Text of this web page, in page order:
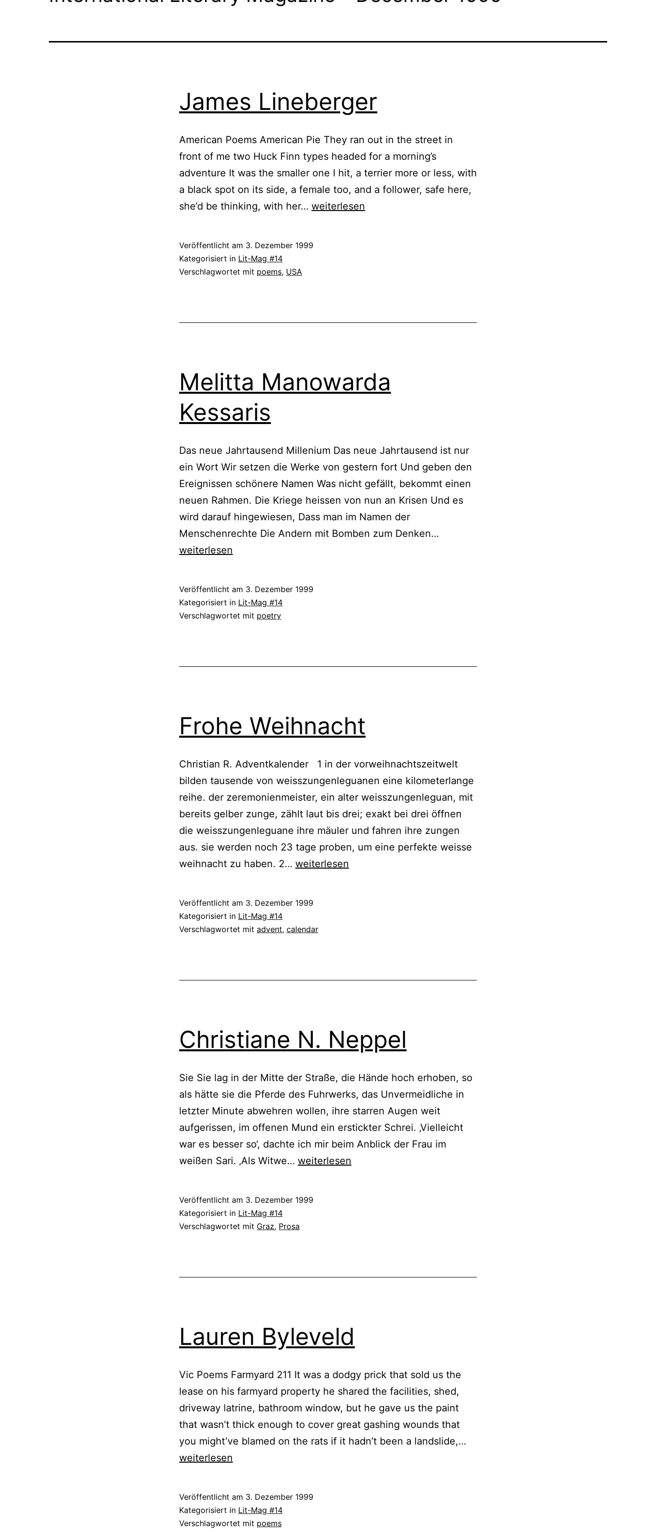
James Lineberger
American Poems American Pie They ran out in the street in
front of me two Huck Finn types headed for a morning’s
adventure It was the smaller one I hit, a terrier more or less, with
a black spot on its side, a female too, and a follower, safe here,
she’d be thinking, with her… James
weiterlesen
Veröffentlicht am 3. Dezember 1999
Kategorisiert in Lit-Mag #14
Verschlagwortet mit poems, USA
Melitta Manowarda
Kessaris
Das neue Jahrtausend Millenium Das neue Jahrtausend ist nur
ein Wort Wir setzen die Werke von gestern fort Und geben den
Ereignissen schönere Namen Was nicht gefällt, bekommt einen
neuen Rahmen. Die Kriege heissen von nun an Krisen Und es
wird darauf hingewiesen, Dass man im Namen der
Menschenrechte Die Andern mit Bomben zum Denken…
weiterlesen
Veröffentlicht am 3. Dezember 1999
Kategorisiert in Lit-Mag #14
Verschlagwortet mit poetry
Frohe Weihnacht
Christian R. Adventkalender 1 in der vorweihnachtszeitwelt
bilden tausende von weisszungenleguanen eine kilometerlange
reihe. der zeremonienmeister, ein alter weisszungenleguan, mit
bereits gelber zunge, zählt laut bis drei; exakt bei drei öffnen
die weisszungenleguane ihre mäuler und fahren ihre zungen
aus. sie werden noch 23 tage proben, um eine perfekte weisse
weihnacht zu haben. 2… Frohe
weiterlesen
Veröffentlicht am 3. Dezember 1999
Kategorisiert in Lit-Mag #14
Verschlagwortet mit advent, calendar
Christiane N. Neppel
Sie Sie lag in der Mitte der Straße, die Hände hoch erhoben, so
als hätte sie die Pferde des Fuhrwerks, das Unvermeidliche in
letzter Minute abwehren wollen, ihre starren Augen weit
aufgerissen, im offenen Mund ein erstickter Schrei. ‚Vielleicht
war es besser so‘, dachte ich mir beim Anblick der Frau im
weißen Sari. ‚Als Witwe… Christiane
weiterlesen
Veröffentlicht am 3. Dezember 1999
Kategorisiert in Lit-Mag #14
Verschlagwortet mit Graz, Prosa
Lauren Byleveld
Vic Poems Farmyard 211 It was a dodgy prick that sold us the
lease on his farmyard property he shared the facilities, shed,
driveway latrine, bathroom window, but he gave us the paint
that wasn’t thick enough to cover great gashing wounds that
you might’ve blamed on the rats if it hadn’t been a landslide,…
weiterlesen
Veröffentlicht am 3. Dezember 1999
Kategorisiert in Lit-Mag #14
Verschlagwortet mit poems